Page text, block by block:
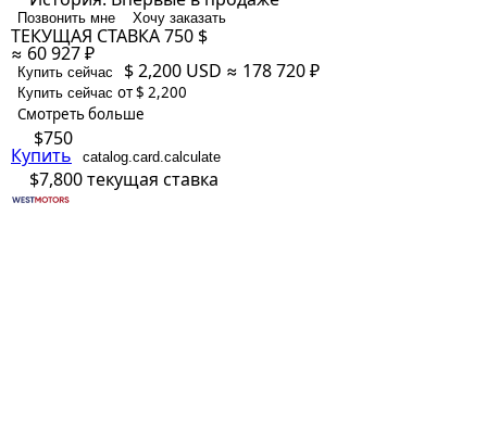
Позвонить мне Хочу заказать
ТЕКУЩАЯ СТАВКА750 $
≈ 60 927 ₽
Купить сейчас $ 2,200 USD ≈ 178 720 ₽
Купить сейчас от $ 2,200
Смотреть больше
$750
Купить catalog.card.calculate
$7,800текущая ставка